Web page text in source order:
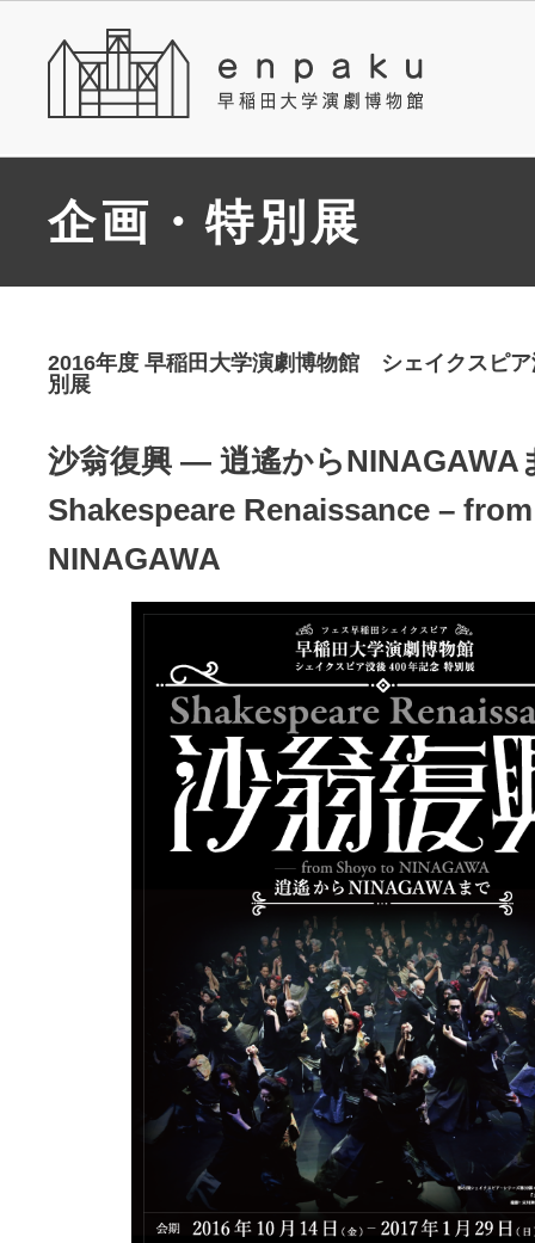
企画・特別展
2016年度 早稲田大学演劇博物館 シェイクスピ
別展
沙翁復興 ― 逍遙からNINAGAWA
Shakespeare Renaissance –
NINAGAWA